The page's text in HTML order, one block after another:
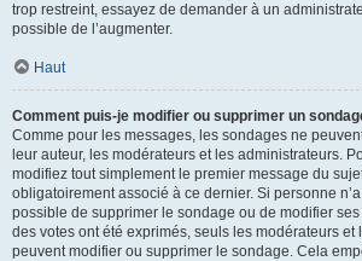
trop restreint, essayez de demander à un
possible de l’augmenter.
Haut
Comment puis-je modifier ou supprimer un
Comme pour les messages, les sondages ne
leur auteur, les modérateurs et les administrateurs.
modifiez tout simplement le premier message du
obligatoirement associé à ce dernier. Si personne
possible de supprimer le sondage ou de modifier
des votes ont été exprimés, seuls les modérateurs et
peuvent modifier ou supprimer le sondage. Cela